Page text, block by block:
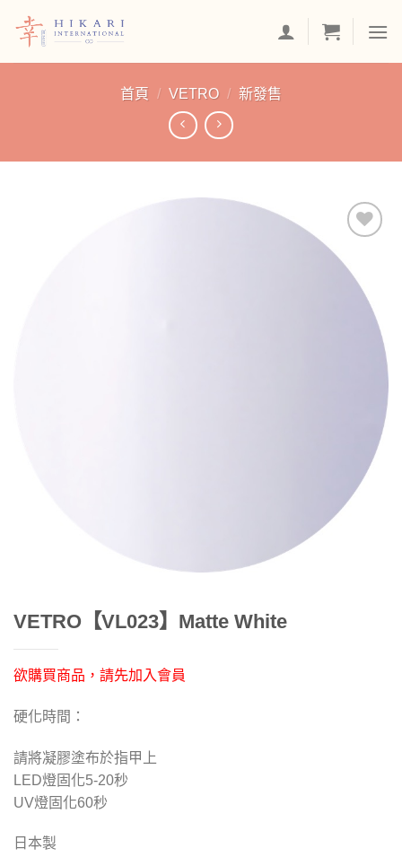
首頁 / VETRO / 新發售
「願
望清
單」
VETRO【VL023】Matte White
欲購買商品，請先加入會員
硬化時間：
請將凝膠塗布於指甲上
LED燈固化5-20秒
UV燈固化60秒
日本製